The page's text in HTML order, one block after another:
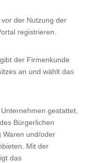
der Nutzung der
registrieren.
der Firmenkunde
an und wählt das
gestattet,
Bürgerlichen
Waren und/oder
Mit der
das